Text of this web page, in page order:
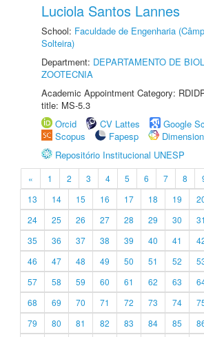
Luciola Santos Lannes
School: Faculdade de Engenharia
Solteira)
Department: DEPARTAMENTO DE
ZOOTECNIA
Academic Appointment Category:
title: MS-5.3
Orcid
CV Lattes
Google
Scopus
Fapesp
Repositório Institucional UNESP
« 1 2 3 4 5 6 7 8
13
14 15 16 17 18 19
24
25 26 27 28 29 30 31
35
36 37 38 39 40 41
46
47 48 49 50 51 52
57
58 59 60 61 62 63
68
69 70 71 72 73 74
79
80 81 82 83 84 85